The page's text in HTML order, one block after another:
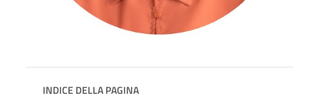
INDICE DELLA PAGINA